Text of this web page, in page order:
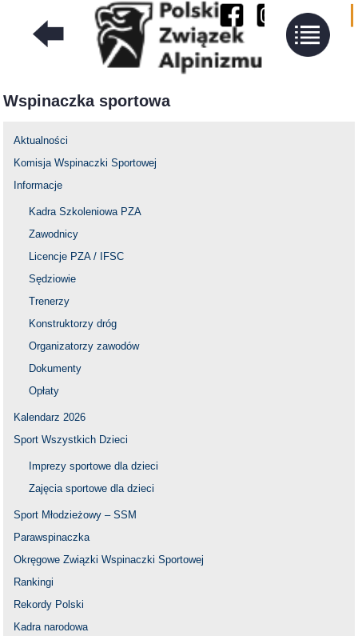
Wspinaczka sportowa
Aktualności
Komisja Wspinaczki Sportowej
Informacje
Kadra Szkoleniowa PZA
Zawodnicy
Licencje PZA / IFSC
Sędziowie
Trenerzy
Konstruktorzy dróg
Organizatorzy zawodów
Dokumenty
Opłaty
Kalendarz 2026
Sport Wszystkich Dzieci
Imprezy sportowe dla dzieci
Zajęcia sportowe dla dzieci
Sport Młodzieżowy – SSM
Parawspinaczka
Okręgowe Związki Wspinaczki Sportowej
Rankingi
Rekordy Polski
Kadra narodowa